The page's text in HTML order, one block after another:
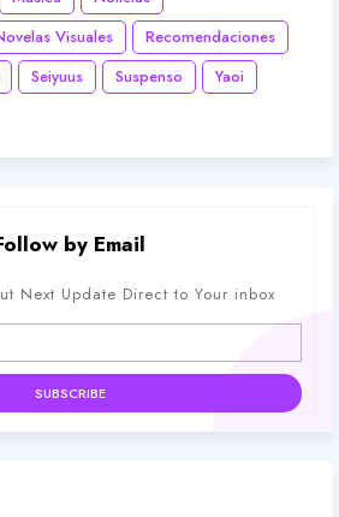
Visuales
Recomendaciones
Seiyuus Suspenso
Yaoi
by Email
Next Update Direct to Your inbox